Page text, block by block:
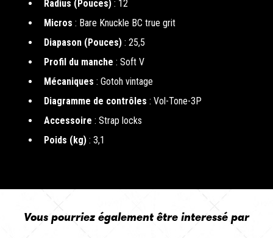
Radius (Pouces) : 12
Micros : Bare Knuckle BC true grit
Diapason (Pouces) : 25,5
Profil du manche : Soft V
Mécaniques : Gotoh vintage
Diagramme de contrôles : Vol-Tone-3P
Accessoire : Strap locks
Poids (kg) : 3,1
Vous pourriez également être interessé par